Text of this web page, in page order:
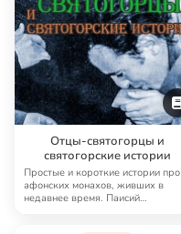
Отцы-святогорцы и
святогорские истории
Простые и короткие истории про
афонских монахов, живших в
недавнее время. Паисий